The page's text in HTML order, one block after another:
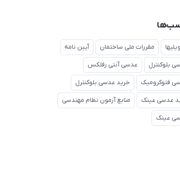
مقررات ملی ساختمان آیین نامه
بلوکنترل عدسی آنتی رفلکس
فتوکرومیک خرید عدسی بلوکنترل
عدسی عینک منابع آزمون نظام مهندسی
عینک